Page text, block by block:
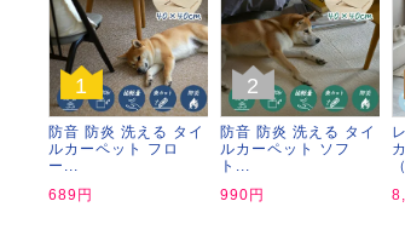
1
防音 防炎 洗える タイ
ルカーペット フロ
ー...
689円
2
防音 防炎 洗える タイ
ルカーペット ソフ
ト...
990円